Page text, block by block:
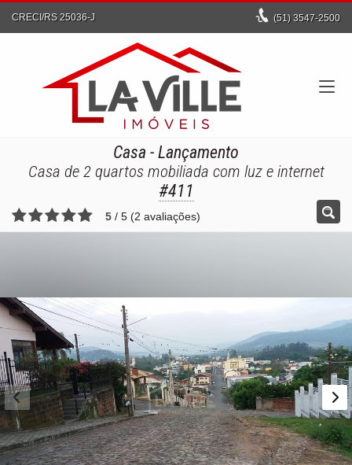
CRECI/RS 25036-J (51) 3547-2500
Casa - Lançamento
Casa de 2 quartos mobiliada com luz e internet
#411
5 / 5 (2 avaliações)